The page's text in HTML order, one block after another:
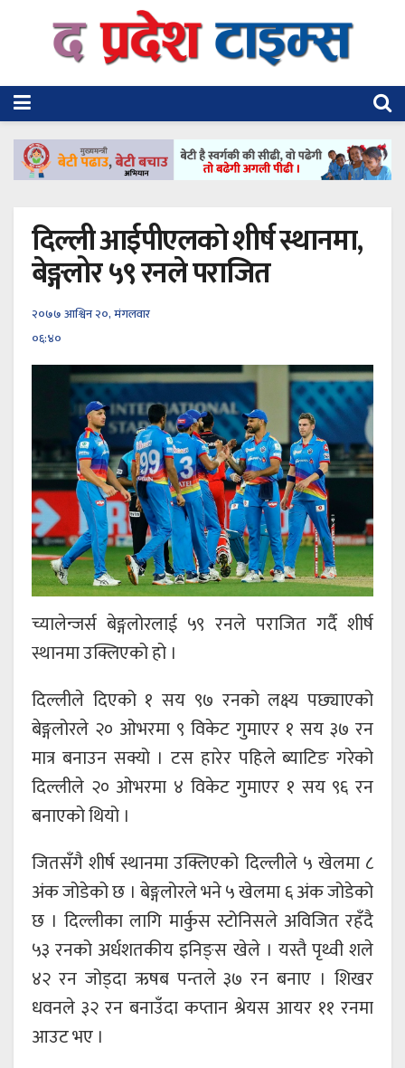
दिल्ली आईपीएलकाे शीर्ष स्थानमा,
बेङ्गलोर ५९ रनले पराजित
२०७७ आश्विन २०, मंगलवार
०६:४०
च्यालेन्जर्स बेङ्गलोरलाई ५९ रनले पराजित गर्दै शीर्ष
स्थानमा उक्लिएको हो ।
दिल्लीले दिएको १ सय ९७ रनको लक्ष्य पछ्याएको
बेङ्गलोरले २० ओभरमा ९ विकेट गुमाएर १ सय ३७ रन
मात्र बनाउन सक्यो । टस हारेर पहिले ब्याटिङ गरेको
दिल्लीले २० ओभरमा ४ विकेट गुमाएर १ सय ९६ रन
बनाएको थियो ।
जितसँगै शीर्ष स्थानमा उक्लिएको दिल्लीले ५ खेलमा ८
अंक जोडेको छ । बेङ्गलोरले भने ५ खेलमा ६ अंक जोडेको
छ । दिल्लीका लागि मार्कुस स्टोनिसले अविजित रहँदै
५३ रनको अर्धशतकीय इनिङ्स खेले । यस्तै पृथ्वी शले
४२ रन जोड्दा ऋषब पन्तले ३७ रन बनाए । शिखर
धवनले ३२ रन बनाउँदा कप्तान श्रेयस आयर ११ रनमा
आउट भए ।